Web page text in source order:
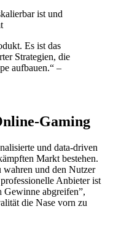
ist und
Es ist das
Strategien, die
aufbauen.“ –
Gaming
und data-driven
Markt bestehen.
wahren und den Nutzer
Anbieter ist
Gewinne abgreifen”,
die Nase vorn zu